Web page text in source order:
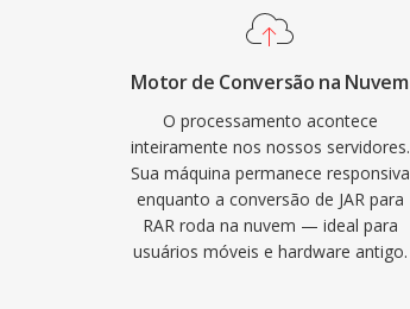
Motor de Conversão na Nuvem
O processamento acontece
inteiramente nos nossos servidores.
Sua máquina permanece responsiva
enquanto a conversão de JAR para
RAR roda na nuvem — ideal para
usuários móveis e hardware antigo.